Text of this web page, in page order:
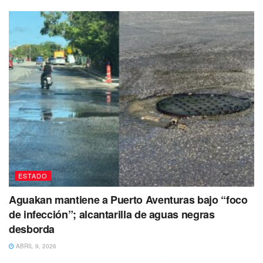
ESTADO
Aguakan mantiene a Puerto Aventuras bajo “foco
de infección”; alcantarilla de aguas negras
desborda
ABRIL 9, 2026